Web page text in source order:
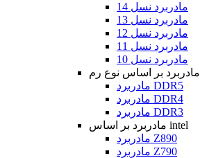
مادربرد نسل 14
مادربرد نسل 13
مادربرد نسل 12
مادربرد نسل 11
مادربرد نسل 10
مادربرد بر اساس نوع رم
مادربرد DDR5
مادربرد DDR4
مادربرد DDR3
مادربرد بر اساس intel
مادربرد Z890
مادربرد Z790